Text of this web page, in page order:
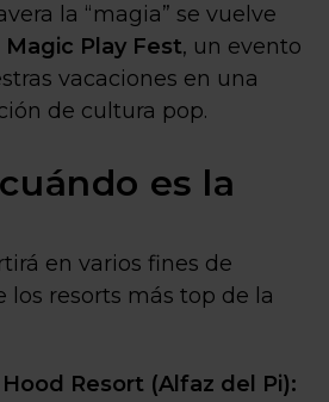
la “magia” se vuelve
Magic Play Fest, un evento
vacaciones en una
de cultura pop.
es la
en varios fines de
los resorts más top de la
Resort (Alfaz del Pi):